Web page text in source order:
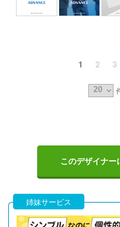
1 2 3
このデザイナー
姉妹サービス